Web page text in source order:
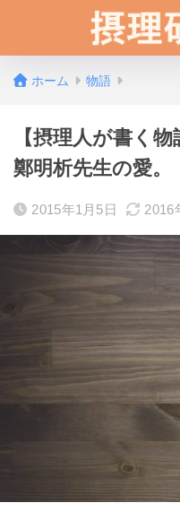
ホーム 物語
【摂理人が書く
鄭明析先生の愛。
2015年1月5日 2016